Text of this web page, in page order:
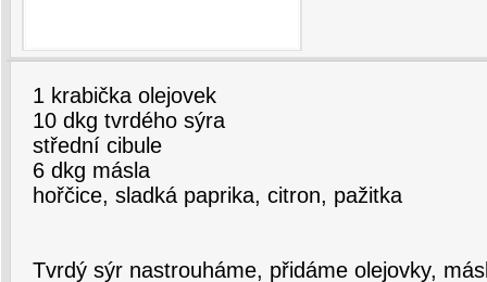
1 krabička olejovek
10 dkg tvrdého sýra
střední cibule
6 dkg másla
hořčice, sladká paprika, citron, pažitka
Tvrdý sýr nastrouháme, přidáme olejovky,